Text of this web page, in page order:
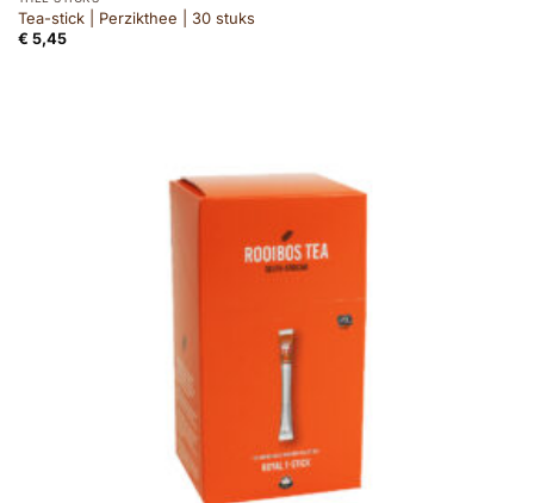
Tea-stick | Perzikthee | 30 stuks
€ 5,45